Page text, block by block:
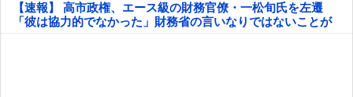
【速報】 高市政権、エース級の財務官僚・一松旬氏を左遷
「彼は協力的でなかった」財務省の言いなりではないことが
判明